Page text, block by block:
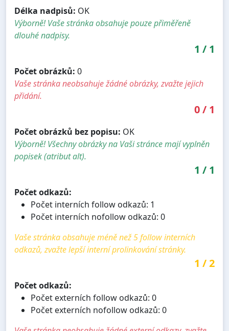
Délka nadpisů: OK
Výborně! Vaše stránka obsahuje pouze přiměřeně
dlouhé nadpisy.
1 / 1
Počet obrázků: 0
Vaše stránka neobsahuje žádné obrázky, zvažte jejich
přidání.
0/ 1
Počet obrázků bez popisu: OK
Výborně! Všechny obrázky na Vaši stránce mají vyplněn
popisek (atribut alt).
1 / 1
Počet odkazů:
Počet interních follow odkazů: 1
Počet interních nofollow odkazů: 0
Vaše stránka obsahuje méně než 5 follow interních
odkazů, zvažte lepší interní prolinkování stránky.
1 /2
Počet odkazů:
Počet externích follow odkazů: 0
Počet externích nofollow odkazů: 0